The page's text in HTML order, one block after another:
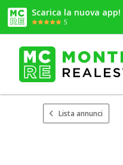
Scarica la nuova app!
5
Lista annunci